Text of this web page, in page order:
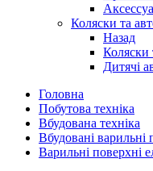
Коляски та
Назад
Коляски
Дитячі
Головна
Побутова техніка
Вбудована техніка
Вбудовані варильні
Варильні поверхні